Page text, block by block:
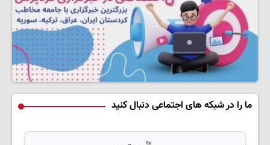
ما را در شبکه های اجتماعی دنبال کنید